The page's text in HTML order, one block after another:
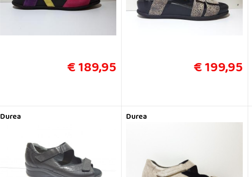
€ 189,95 € 199,95
Durea Durea